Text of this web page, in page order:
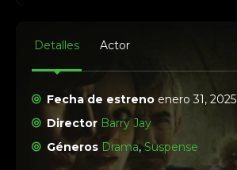
Detalles Actor
Fecha de estreno enero 31, 2025
Director Barry Jay
Géneros Drama,Suspense